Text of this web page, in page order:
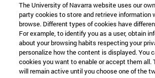
Aula abierta
Cátedra de Patrimonio y
Facultad de Filosofía y Letras
The University of Navarra website uses our
party cookies to store and retrieve information
browse. Different types of cookies have
For example, to identify you as a user, obtain
about your browsing habits respecting your
personalize how the content is displayed. You
cookies you want to enable or accept them all.
will remain active until you choose one of the